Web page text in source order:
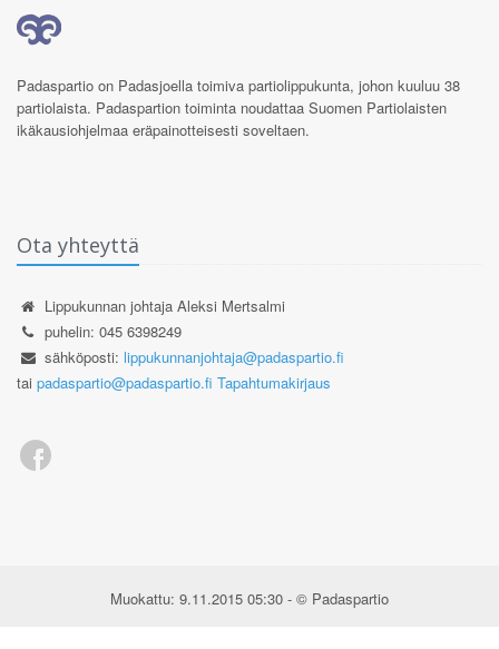
Padaspartio on Padasjoella toimiva partiolippukunta, johon kuuluu 38
partiolaista. Padaspartion toiminta noudattaa Suomen Partiolaisten
ikäkausiohjelmaa eräpainotteisesti soveltaen.
Ota yhteyttä
Lippukunnan johtaja Aleksi Mertsalmi
puhelin: 045 6398249
sähköposti: lippukunnanjohtaja@padaspartio.fi
tai padaspartio@padaspartio.fi Tapahtumakirjaus
Muokattu: 9.11.2015 05:30 - © Padaspartio